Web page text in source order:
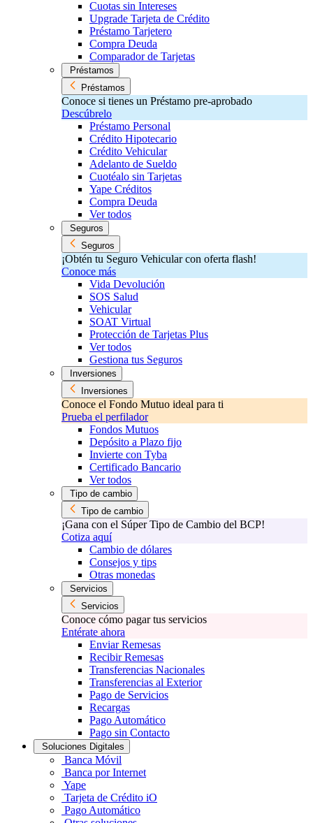
Cuotas sin Intereses
Upgrade Tarjeta de Crédito
Préstamo Tarjetero
Compra Deuda
Comparador de Tarjetas
Préstamos
Préstamos
Conoce si tienes un Préstamo pre-aprobado
Descúbrelo
Préstamo Personal
Crédito Hipotecario
Crédito Vehicular
Adelanto de Sueldo
Cuotéalo sin Tarjetas
Yape Créditos
Compra Deuda
Ver todos
Seguros
Seguros
¡Obtén tu Seguro Vehicular con oferta flash!
Conoce más
Vida Devolución
SOS Salud
Vehicular
SOAT Virtual
Protección de Tarjetas Plus
Ver todos
Gestiona tus Seguros
Inversiones
Inversiones
Conoce el Fondo Mutuo ideal para ti
Prueba el perfilador
Fondos Mutuos
Depósito a Plazo fijo
Invierte con Tyba
Certificado Bancario
Ver todos
Tipo de cambio
Tipo de cambio
¡Gana con el Súper Tipo de Cambio del BCP!
Cotiza aquí
Cambio de dólares
Consejos y tips
Otras monedas
Servicios
Servicios
Conoce cómo pagar tus servicios
Entérate ahora
Enviar Remesas
Recibir Remesas
Transferencias Nacionales
Transferencias al Exterior
Pago de Servicios
Recargas
Pago Automático
Pago sin Contacto
Soluciones Digitales
Banca Móvil
Banca por Internet
Yape
Tarjeta de Crédito iO
Pago Automático